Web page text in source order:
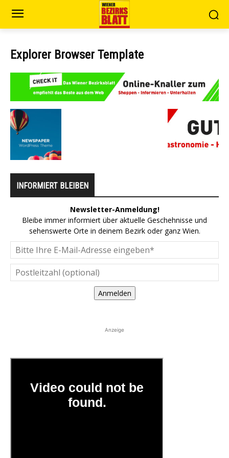
Explorer Browser Template
INFORMIERT BLEIBEN
Newsletter-Anmeldung!
Bleibe immer informiert über aktuelle Geschehnisse und
sehenswerte Orte in deinem Bezirk oder ganz Wien.
Anmelden
Anzeige